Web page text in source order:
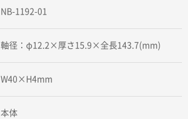
NB-1192-01
軸径：φ12.2×厚さ15.9×全長143.7(mm)
W40×H4mm
本体